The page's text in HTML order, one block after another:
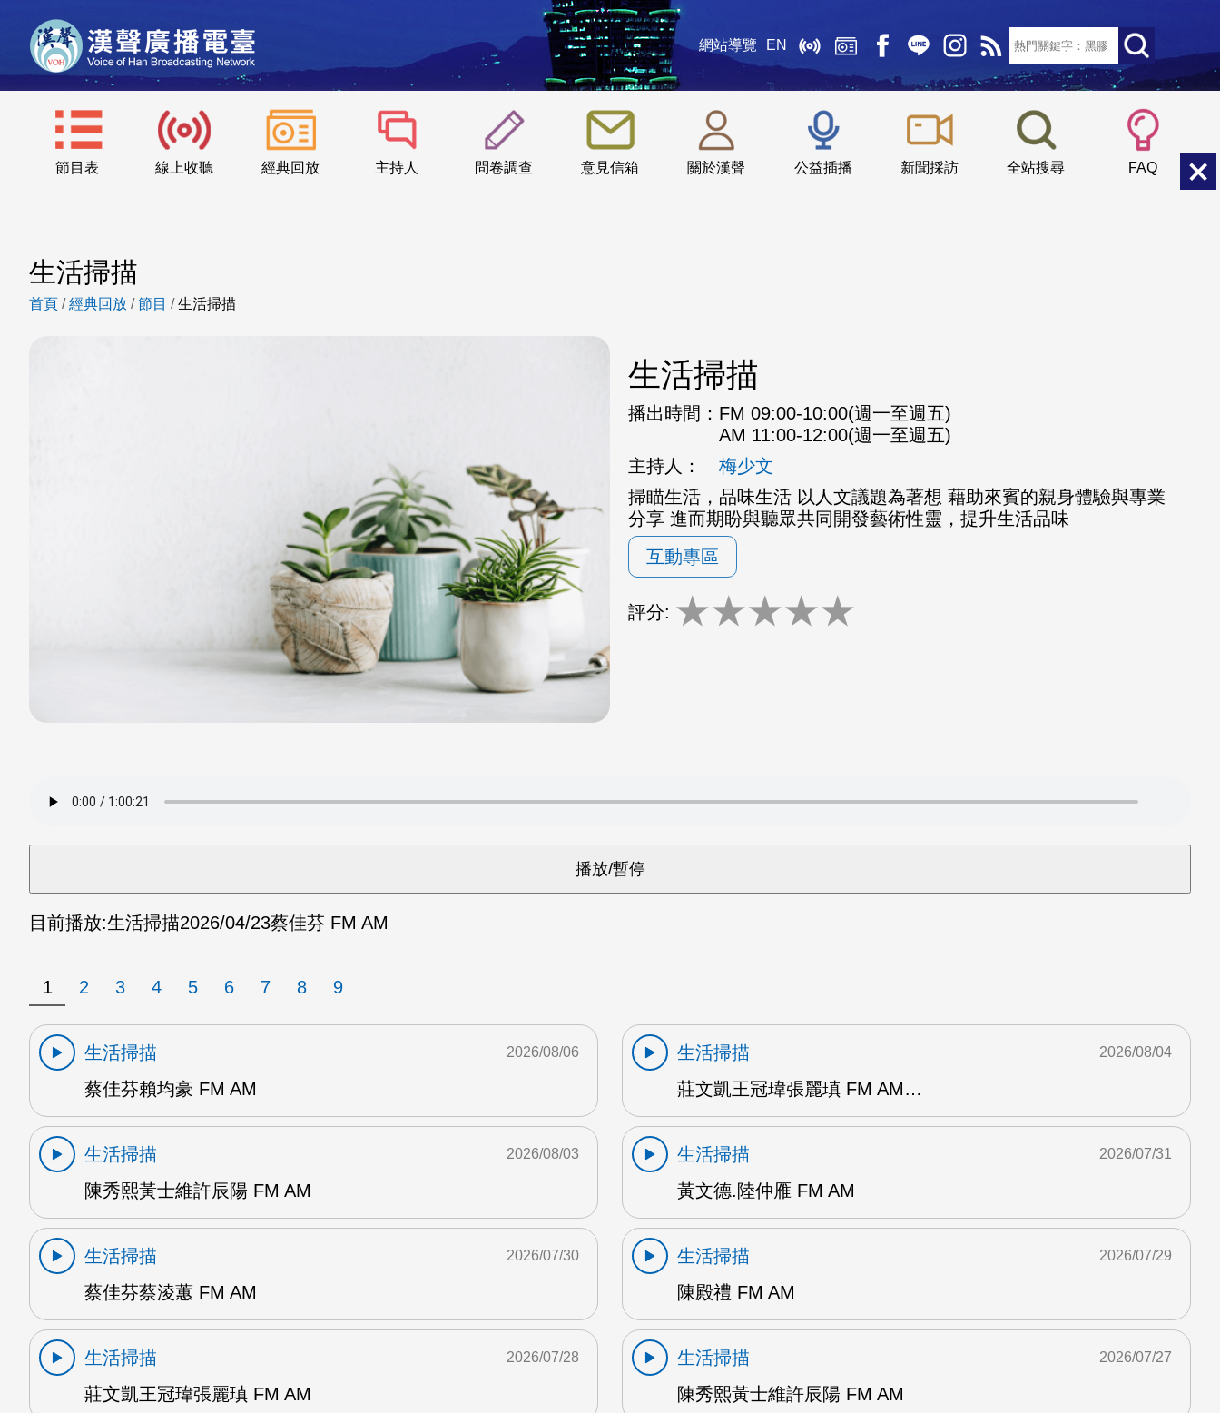
網站導覽 EN
節目表 線上收聽 經典回放 主持人 問卷調查 意見信箱 關於漢聲 公益插播 新聞採訪 全站搜尋 FAQ
::: 小 中
生活掃描
首頁 /經典回放 /節目 /生活掃描
生活掃描
播出時間： FM 09:00-10:00(週一至週五)
AM 11:00-12:00(週一至週五)
主持人：
梅少文
掃瞄生活，品味生活 以人文議題為著想 藉助來賓的親身體驗與專業
分享 進而期盼與聽眾共同開發藝術性靈，提升生活品味
互動專區
評分: ★★★★★
目前播放:生活掃描2026/04/23蔡佳芬 FM AM
1 2 3 4 5 6 7 8 9
生活掃描
蔡佳芬賴均豪 FM AM
2026/08/06
生活掃描
莊文凱王冠瑋張麗瑱 FM AM…
2026/08/04
生活掃描
陳秀熙黃士維許辰陽 FM AM
2026/08/03
生活掃描
黃文德.陸仲雁 FM AM
2026/07/31
生活掃描
蔡佳芬蔡淩蕙 FM AM
2026/07/30
生活掃描
陳殿禮 FM AM
2026/07/29
生活掃描
莊文凱王冠瑋張麗瑱 FM AM
2026/07/28
生活掃描
陳秀熙黃士維許辰陽 FM AM
2026/07/27